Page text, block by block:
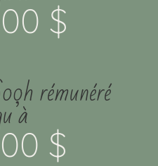
$
rémunéré
$